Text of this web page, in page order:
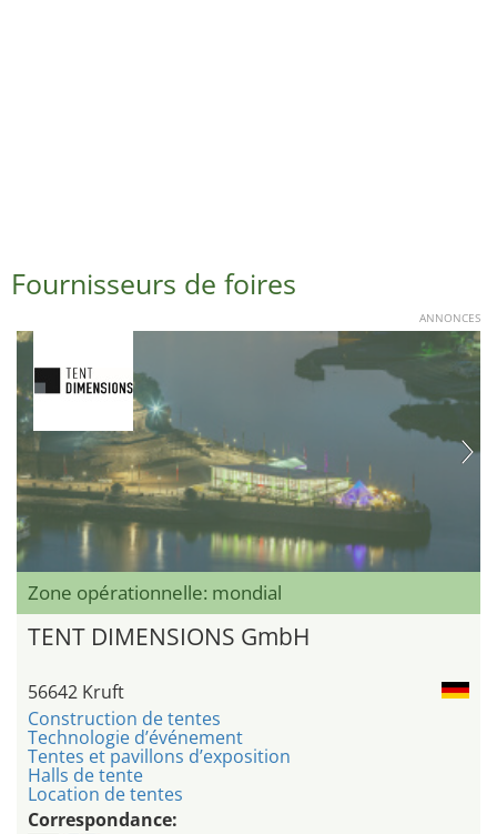
Fournisseurs de foires
ANNONCES
Zone opérationnelle: mondial
TENT DIMENSIONS GmbH
56642 Kruft
Construction de tentes
Technologie d’événement
Tentes et pavillons d’exposition
Halls de tente
Location de tentes
Correspondance: